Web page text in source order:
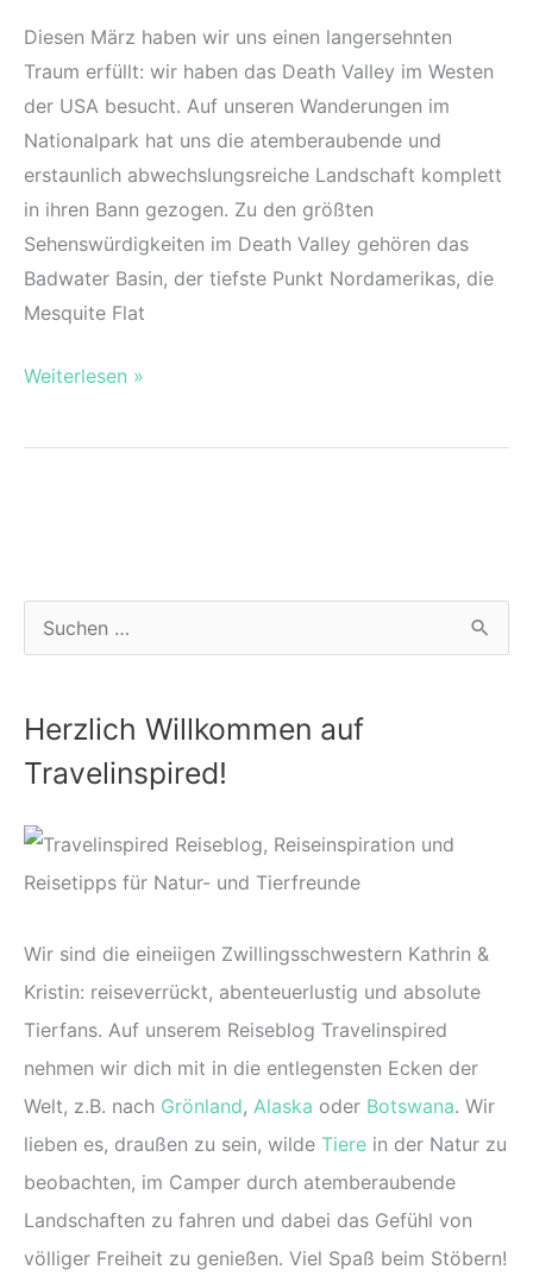
Diesen März haben wir uns einen langersehnten
Traum erfüllt: wir haben das Death Valley im Westen
der USA besucht. Auf unseren Wanderungen im
Nationalpark hat uns die atemberaubende und
erstaunlich abwechslungsreiche Landschaft komplett
in ihren Bann gezogen. Zu den größten
Sehenswürdigkeiten im Death Valley gehören das
Badwater Basin, der tiefste Punkt Nordamerikas, die
Mesquite Flat
Death
Wüstenparadies
Weiterlesen »
u
h
e
n
a
h
:
Herzlich Willkommen auf
Travelinspired!
Wir sind die eineiigen Zwillingsschwestern Kathrin &
Kristin: reiseverrückt, abenteuerlustig und absolute
Tierfans. Auf unserem Reiseblog Travelinspired
nehmen wir dich mit in die entlegensten Ecken der
Welt, z.B. nach Grönland, Alaska oder Botswana. Wir
lieben es, draußen zu sein, wilde Tiere in der Natur zu
beobachten, im Camper durch atemberaubende
Landschaften zu fahren und dabei das Gefühl von
völliger Freiheit zu genießen. Viel Spaß beim Stöbern!